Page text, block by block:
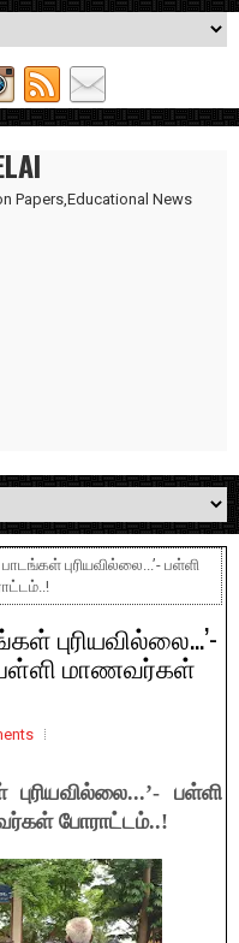
Papers,Educational News
புரியவில்லை...’- பள்ளி
புரியவில்லை...’-
பள்ளி மாணவர்கள்
பள்ளி
போராட்டம்..!